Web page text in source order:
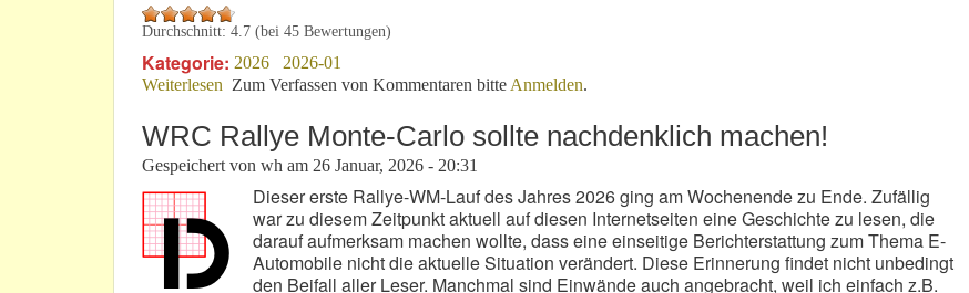
Durchschnitt: 4.7 (bei 45 Bewertungen)
Kategorie: 2026
2026-01
Weiterlesen über „EQ“: Dazu „herr-lich“ passend – „weiße Sneaker“!
Zum Verfassen von Kommentaren bitte Anmelden.
WRC Rallye Monte-Carlo sollte nachdenklich machen!
Gespeichert von wh am 26 Januar, 2026 - 20:31
Dieser erste Rallye-WM-Lauf des Jahres 2026 ging am Wochenende zu Ende. Zufällig
war zu diesem Zeitpunkt aktuell auf diesen Internetseiten eine Geschichte zu lesen, die
darauf aufmerksam machen wollte, dass eine einseitige Berichterstattung zum Thema E-
Automobile nicht die aktuelle Situation verändert. Diese Erinnerung findet nicht unbedingt
den Beifall aller Leser. Manchmal sind Einwände auch angebracht, weil ich einfach z.B.